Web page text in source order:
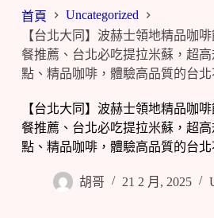
容
首頁
Uncategorized
【台北大同】波赫士領地精品咖
餐推薦、台北必吃提拉米蘇，超
點、精品咖啡，體驗高品質的台
【台北大同】波赫士領地精品咖
餐推薦、台北必吃提拉米蘇，超
點、精品咖啡，體驗高品質的台
胡哥 21 2 月, 2025